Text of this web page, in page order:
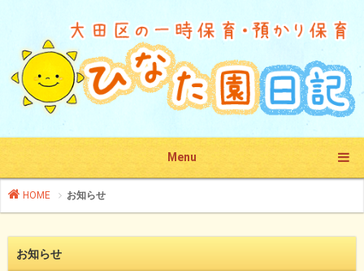
Menu
HOME お知らせ
お知らせ